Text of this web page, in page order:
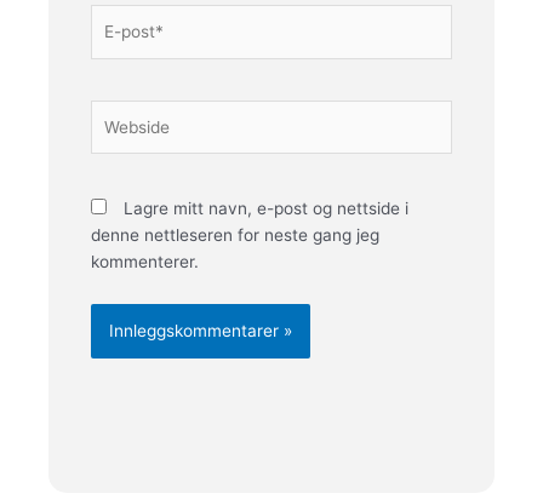
post*
Lagre mitt navn, e-post og nettside i
denne nettleseren for neste gang jeg
kommenterer.